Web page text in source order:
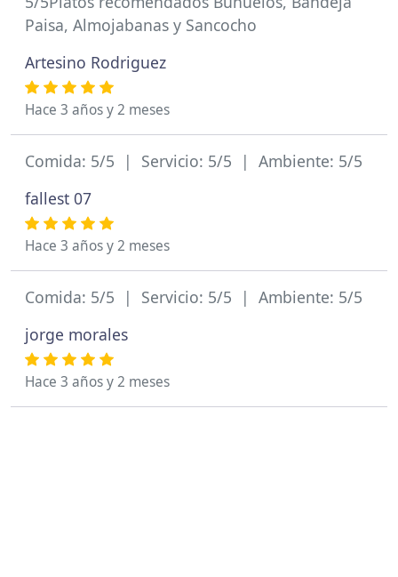
Paisa, Almojabanas y Sancocho
Artesino Rodriguez
Hace 3 años y 2 meses
Comida: 5/5 | Servicio: 5/5 | Ambiente: 5/5
fallest 07
Hace 3 años y 2 meses
Comida: 5/5 | Servicio: 5/5 | Ambiente: 5/5
jorge morales
Hace 3 años y 2 meses